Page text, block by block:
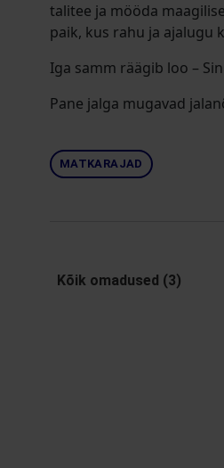
talitee ja mööda
paik, kus rahu ja ajalugu
Iga samm räägib loo –
Pane jalga mugavad
MATKARAJAD
Kõik omadused (3)